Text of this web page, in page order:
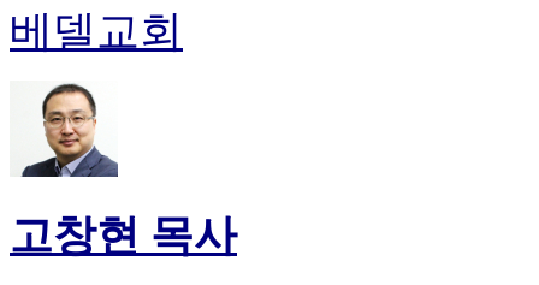
베델교회
고창현 목사